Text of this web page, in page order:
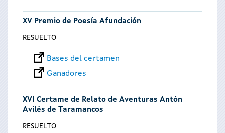
XV Premio de Poesía Afundación
RESUELTO
Bases del certamen
Ganadores
XVI Certame de Relato de Aventuras Antón
Avilés de Taramancos
RESUELTO